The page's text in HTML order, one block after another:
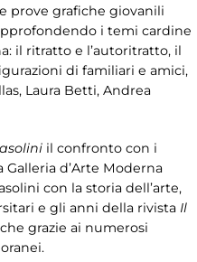
prove grafiche giovanili
i temi cardine
il ritratto e l’autoritratto, il
di familiari e amici,
Laura Betti, Andrea
il confronto con i
d’Arte Moderna
con la storia dell’arte,
e gli anni della rivista Il
grazie ai numerosi